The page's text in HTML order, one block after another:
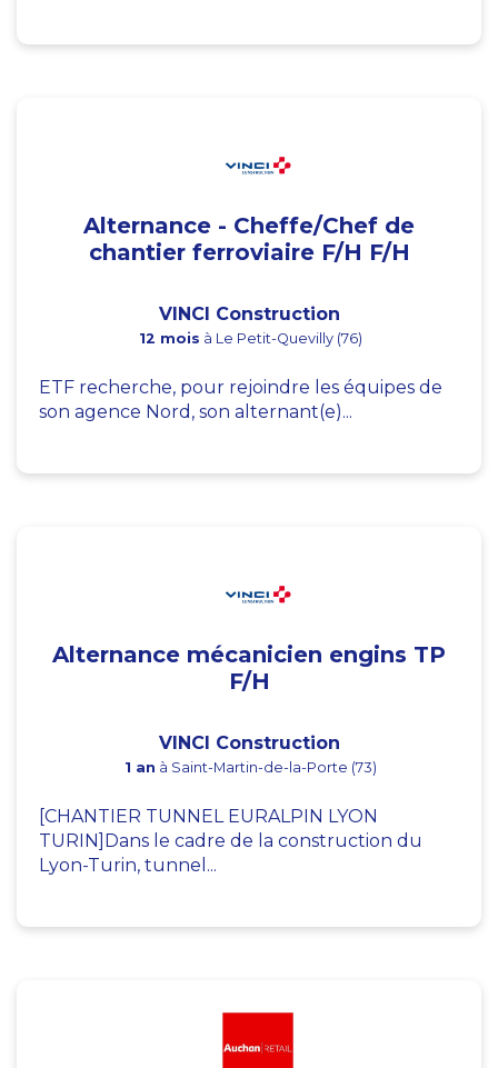
Alternance - Cheffe/Chef de
chantier ferroviaire F/H F/H
VINCI Construction
12 mois à Le Petit-Quevilly (76)
ETF recherche, pour rejoindre les équipes de
son agence Nord, son alternant(e)...
Alternance mécanicien engins TP
F/H
VINCI Construction
1 an à Saint-Martin-de-la-Porte (73)
[CHANTIER TUNNEL EURALPIN LYON
TURIN]Dans le cadre de la construction du
Lyon-Turin, tunnel...